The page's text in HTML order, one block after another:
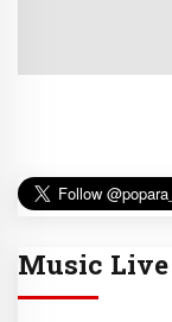
Music Live